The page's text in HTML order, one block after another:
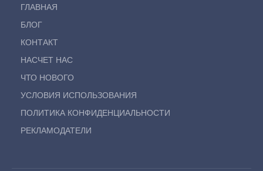
ГЛАВНАЯ
БЛОГ
КОНТАКТ
НАСЧЕТ НАС
ЧТО НОВОГО
УСЛОВИЯ ИСПОЛЬЗОВАНИЯ
ПОЛИТИКА КОНФИДЕНЦИАЛЬНОСТИ
РЕКЛАМОДАТЕЛИ